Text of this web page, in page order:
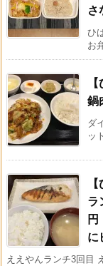
さ
ひ
お
鍋
ダ
ッ
ラ
円
に
ええやんランチ3回目